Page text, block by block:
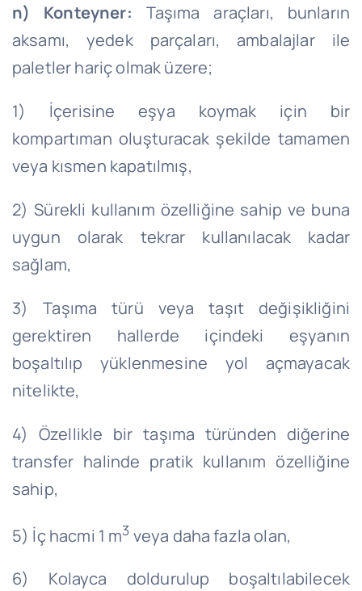
n) Konteyner: Taşıma araçları, bunların
aksamı, yedek parçaları, ambalajlar ile
paletler hariç olmak üzere;
1) İçerisine eşya koymak için bir
kompartıman oluşturacak şekilde tamamen
veya kısmen kapatılmış,
2) Sürekli kullanım özelliğine sahip ve buna
uygun olarak tekrar kullanılacak kadar
sağlam,
3) Taşıma türü veya taşıt değişikliğini
gerektiren hallerde içindeki eşyanın
boşaltılıp yüklenmesine yol açmayacak
nitelikte,
4) Özellikle bir taşıma türünden diğerine
transfer halinde pratik kullanım özelliğine
sahip,
5) İç hacmi 1 m3 veya daha fazla olan,
6) Kolayca doldurulup boşaltılabilecek